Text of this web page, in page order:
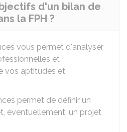
d'un bilan de
la FPH ?
vous permet d'analyser
et
vos aptitudes et
permet de définir un
éventuellement, un projet